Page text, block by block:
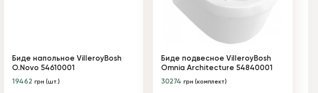
Биде напольное VilleroyBosh
O.Novo 54610001
19462 грн (шт.)
Биде подвесное VilleroyBosh
Omnia Architecture 54840001
30274грн (комплект)